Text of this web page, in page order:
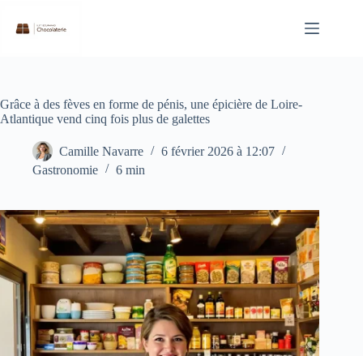
contenu
Grâce à des fèves en forme de pénis, une épicière de Loire-
Atlantique vend cinq fois plus de galettes
Camille Navarre
6 février 2026 à 12:07
Gastronomie
6 min